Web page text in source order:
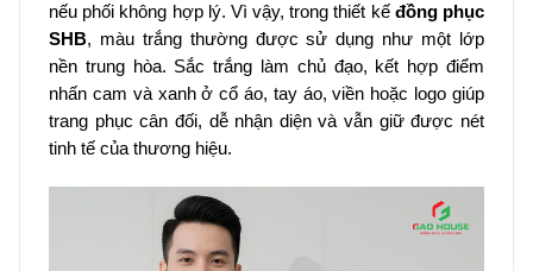
nếu phối không hợp lý. Vì vậy, trong thiết kế đồng phục
SHB, màu trắng thường được sử dụng như một lớp
nền trung hòa. Sắc trắng làm chủ đạo, kết hợp điểm
nhấn cam và xanh ở cổ áo, tay áo, viền hoặc logo giúp
trang phục cân đối, dễ nhận diện và vẫn giữ được nét
tinh tế của thương hiệu.